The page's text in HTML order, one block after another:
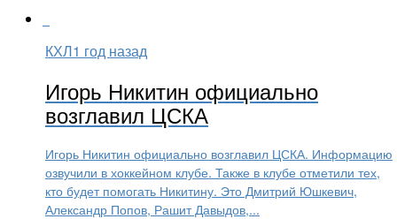
КХЛ1 год назад
Игорь Никитин официально
возглавил ЦСКА
Игорь Никитин официально возглавил ЦСКА. Информацию
озвучили в хоккейном клубе. Также в клубе отметили тех,
кто будет помогать Никитину. Это Дмитрий Юшкевич,
Александр Попов, Рашит Давыдов,...